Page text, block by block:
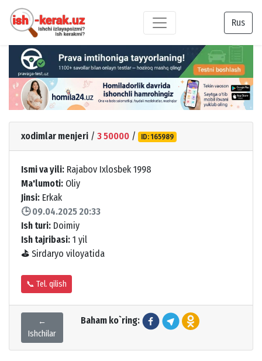
Rus
xodimlar menjeri / 3 50000 / ID: 165989
Ismi va yili: Rajabov Ixlosbek 1998
Ma'lumoti: Oliy
Jinsi: Erkak
🕒 09.04.2025 20:33
Ish turi: Doimiy
Ish tajribasi: 1 yil
⛳ Sirdaryo viloyatida
📞 Tel. qilish
←
Ishchilar
Baham ko`ring: